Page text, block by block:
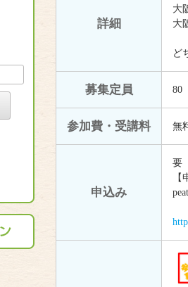
詳細
大
大
ど
募集定員 80
参加費・受講料 無
申込み
要